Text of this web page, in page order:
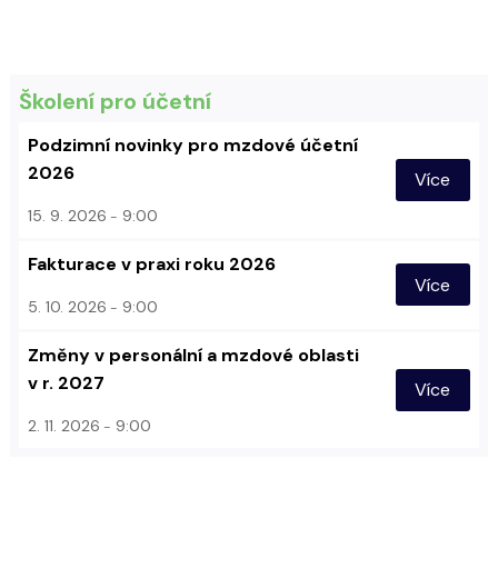
Školení pro účetní
Podzimní novinky pro mzdové účetní
2026
15. 9. 2026 9:00
Více
Fakturace v praxi roku 2026
5. 10. 2026 9:00
Více
Změny v personální a mzdové oblasti
v r. 2027
2. 11. 2026 9:00
Více